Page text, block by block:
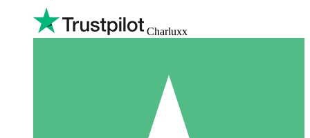
Charluxx